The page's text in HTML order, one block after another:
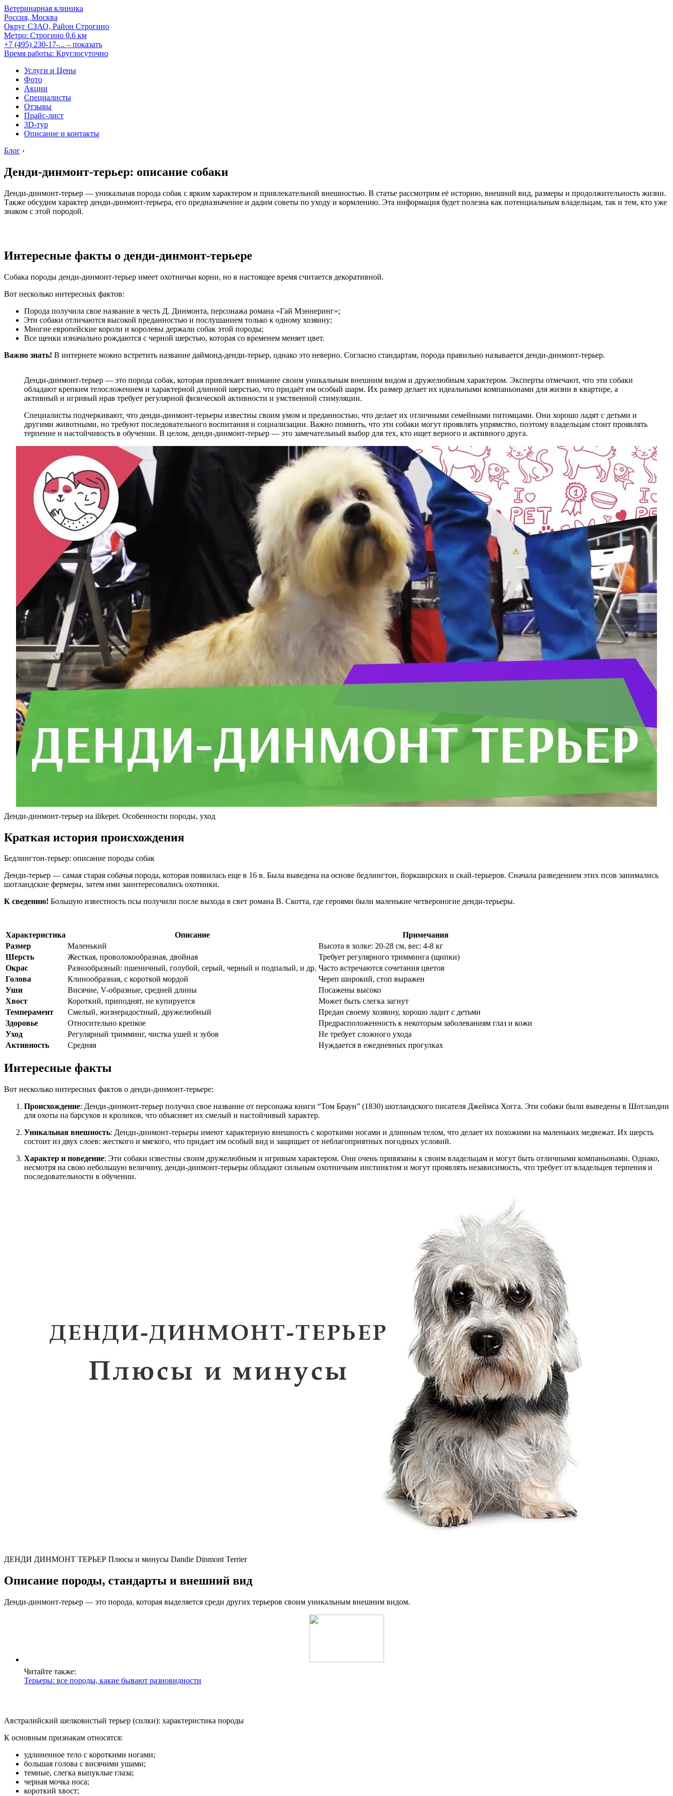
Ветеринарная клиника
Россия, Москва
Округ СЗАО, Район Строгино
Метро: Строгино 0.6 км
+7 (495) 230-17-... – показать
Время работы: Круглосуточно
Услуги и Цены
Фото
Акции
Специалисты
Отзывы
Прайс-лист
3D-тур
Описание и контакты
Блог ›
Денди-динмонт-терьер: описание собаки
Денди-динмонт-терьер — уникальная порода собак с ярким характером и привлекательной внешностью. В статье рассмотрим её историю, внешний вид, размеры и продолжительность жизни.
Также обсудим характер денди-динмонт-терьера, его предназначение и дадим советы по уходу и кормлению. Эта информация будет полезна как потенциальным владельцам, так и тем, кто уже
знаком с этой породой.
Интересные факты о денди-динмонт-терьере
Собака породы денди-динмонт-терьер имеет охотничьи корни, но в настоящее время считается декоративной.
Вот несколько интересных фактов:
Порода получила свое название в честь Д. Динмонта, персонажа романа «Гай Мэннеринг»;
Эти собаки отличаются высокой преданностью и послушанием только к одному хозяину;
Многие европейские короли и королевы держали собак этой породы;
Все щенки изначально рождаются с черной шерстью, которая со временем меняет цвет.
Важно знать! В интернете можно встретить название даймонд-денди-терьер, однако это неверно. Согласно стандартам, порода правильно называется денди-динмонт-терьер.
Денди-динмонт-терьер — это порода собак, которая привлекает внимание своим уникальным внешним видом и дружелюбным характером. Эксперты отмечают, что эти собаки
обладают крепким телосложением и характерной длинной шерстью, что придаёт им особый шарм. Их размер делает их идеальными компаньонами для жизни в квартире, а
активный и игривый нрав требует регулярной физической активности и умственной стимуляции.
Специалисты подчеркивают, что денди-динмонт-терьеры известны своим умом и преданностью, что делает их отличными семейными питомцами. Они хорошо ладят с детьми и
другими животными, но требуют последовательного воспитания и социализации. Важно помнить, что эти собаки могут проявлять упрямство, поэтому владельцам стоит проявлять
терпение и настойчивость в обучении. В целом, денди-динмонт-терьер — это замечательный выбор для тех, кто ищет верного и активного друга.
Денди-динмонт-терьер на ilikepet. Особенности породы, уход
Краткая история происхождения
Бедлингтон-терьер: описание породы собак
Денди-терьер — самая старая собачья порода, которая появилась еще в 16 в. Была выведена на основе бедлингтон, йоркширских и скай-терьеров. Сначала разведением этих псов занимались
шотландские фермеры, затем ими заинтересовались охотники.
К сведению! Большую известность псы получили после выхода в свет романа В. Скотта, где героями были маленькие четвероногие денди-терьеры.
Характеристика Описание
Примечания
Размер
Маленький
Высота в холке: 20-28 см, вес: 4-8 кг
Шерсть
Жесткая, проволокообразная, двойная
Требует регулярного тримминга (щипки)
Окрас
Разнообразный: пшеничный, голубой, серый, черный и подпалый, и др. Часто встречаются сочетания цветов
Голова
Клинообразная, с короткой мордой
Череп широкий, стоп выражен
Уши
Висячие, V-образные, средней длины
Посажены высоко
Хвост
Короткий, приподнят, не купируется
Может быть слегка загнут
Темперамент
Смелый, жизнерадостный, дружелюбный
Предан своему хозяину, хорошо ладит с детьми
Здоровье
Относительно крепкое
Предрасположенность к некоторым заболеваниям глаз и кожи
Уход
Регулярный тримминг, чистка ушей и зубов
Не требует сложного ухода
Активность
Средняя Нуждается в ежедневных прогулках
Интересные факты
Вот несколько интересных фактов о денди-динмонт-терьере:
Происхождение: Денди-динмонт-терьер получил свое название от персонажа книги “Том Браун” (1830) шотландского писателя Джеймса Хогга. Эти собаки были выведены в Шотландии
для охоты на барсуков и кроликов, что объясняет их смелый и настойчивый характер.
Уникальная внешность: Денди-динмонт-терьеры имеют характерную внешность с короткими ногами и длинным телом, что делает их похожими на маленьких медвежат. Их шерсть
состоит из двух слоев: жесткого и мягкого, что придает им особый вид и защищает от неблагоприятных погодных условий.
Характер и поведение: Эти собаки известны своим дружелюбным и игривым характером. Они очень привязаны к своим владельцам и могут быть отличными компаньонами. Однако,
несмотря на свою небольшую величину, денди-динмонт-терьеры обладают сильным охотничьим инстинктом и могут проявлять независимость, что требует от владельцев терпения и
последовательности в обучении.
ДЕНДИ ДИНМОНТ ТЕРЬЕР Плюсы и минусы Dandie Dinmont Terrier
Описание породы, стандарты и внешний вид
Денди-динмонт-терьер — это порода, которая выделяется среди других терьеров своим уникальным внешним видом.
Читайте также:
Терьеры: все породы, какие бывают разновидности
Австралийский шелковистый терьер (силки): характеристика породы
К основным признакам относятся:
удлиненное тело с короткими ногами;
большая голова с висячими ушами;
темные, слегка выпуклые глаза;
черная мочка носа;
короткий хвост;